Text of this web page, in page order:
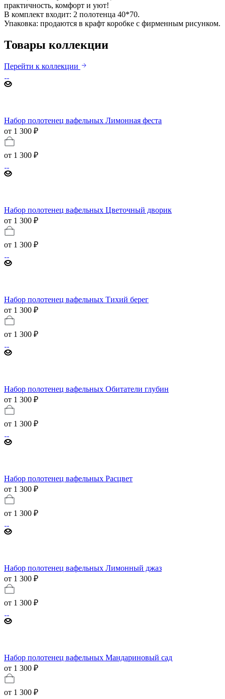
практичность, комфорт и уют!
В комплект входит: 2 полотенца 40*70.
Упаковка: продаются в крафт коробке с фирменным рисунком.
Товары коллекции
Перейти к коллекции
Набор полотенец вафельных Лимонная феста
от 1 300 ₽
от 1 300 ₽
Набор полотенец вафельных Цветочный дворик
от 1 300 ₽
от 1 300 ₽
Набор полотенец вафельных Тихий берег
от 1 300 ₽
от 1 300 ₽
Набор полотенец вафельных Обитатели глубин
от 1 300 ₽
от 1 300 ₽
Набор полотенец вафельных Расцвет
от 1 300 ₽
от 1 300 ₽
Набор полотенец вафельных Лимонный джаз
от 1 300 ₽
от 1 300 ₽
Набор полотенец вафельных Мандариновый сад
от 1 300 ₽
от 1 300 ₽